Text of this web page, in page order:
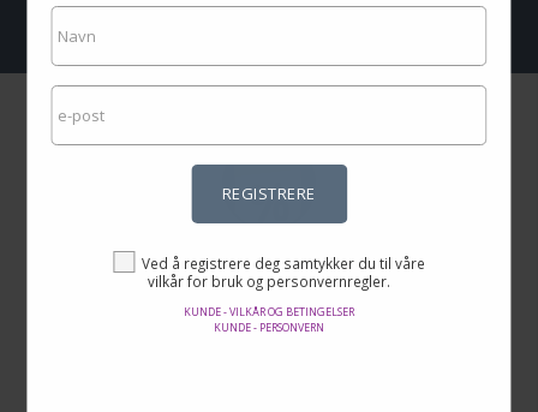
REGISTRERE
Ved å registrere deg samtykker du til våre
vilkår for bruk og personvernregler.
KUNDE - VILKÅR OG BETINGELSER
KUNDE - PERSONVERN
Utrolige priser
Her finner du de beste tilbudene på internett i tusenvis av produkter.